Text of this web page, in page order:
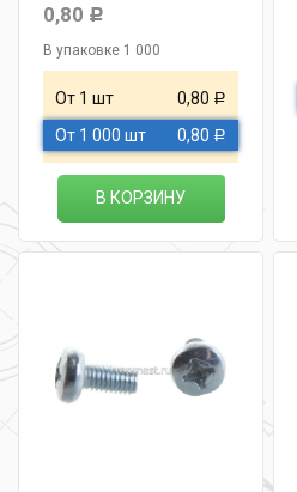
0,80 Р
В упаковке 1 000
От 1 шт 0,80 Р
От 1 000 шт 0,80 Р
В КОРЗИНУ